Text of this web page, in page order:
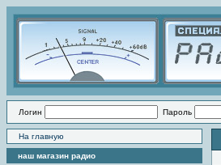
Логин Пароль
На главную
наш магазин радио